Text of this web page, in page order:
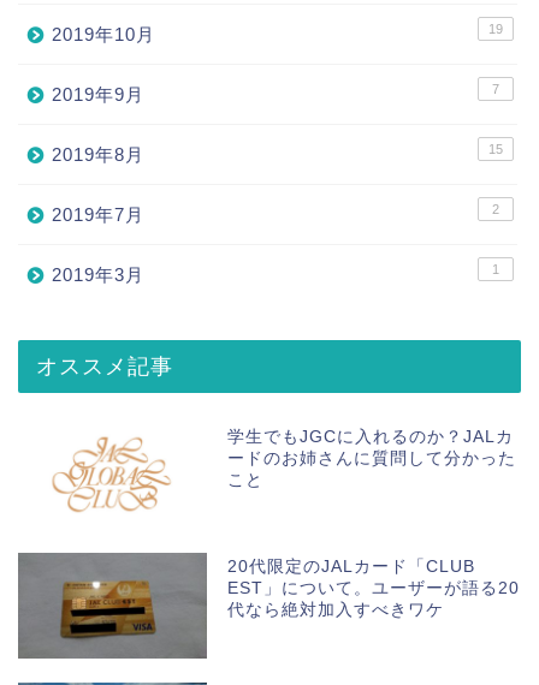
2019年10月 19
2019年9月 7
2019年8月 15
2019年7月 2
2019年3月 1
オススメ記事
学生でもJGCに入れるのか？JALカ
ードのお姉さんに質問して分かった
こと
20代限定のJALカード「CLUB
EST」について。ユーザーが語る20
代なら絶対加入すべきワケ